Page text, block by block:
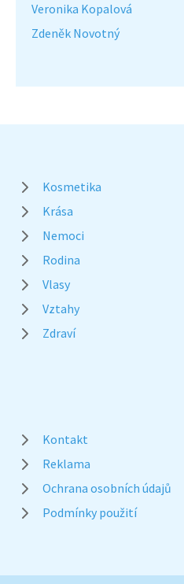
Veronika Kopalová
Zdeněk Novotný
Kosmetika
Krása
Nemoci
Rodina
Vlasy
Vztahy
Zdraví
Kontakt
Reklama
Ochrana osobních údajů
Podmínky použití